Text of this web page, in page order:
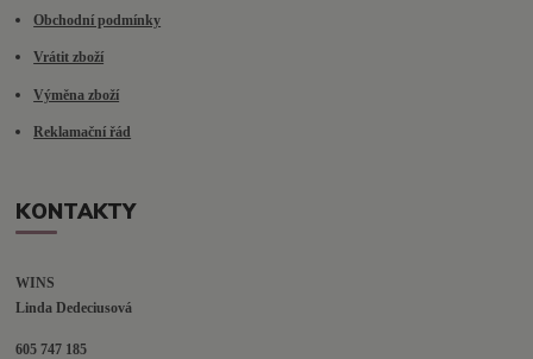
Obchodní podmínky
Vrátit zboží
Výměna zboží
Reklamační řád
KONTAKTY
WINS
Linda Dedeciusová
605 747 185